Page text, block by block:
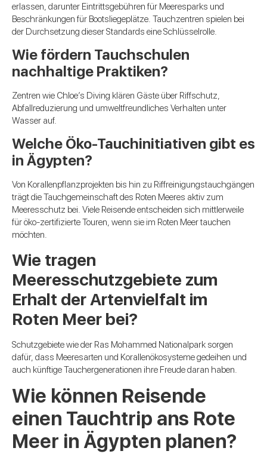
erlassen, darunter Eintrittsgebühren für Meeresparks und
Beschränkungen für Bootsliegeplätze. Tauchzentren spielen bei
der Durchsetzung dieser Standards eine Schlüsselrolle.
Wie fördern Tauchschulen
nachhaltige Praktiken?
Zentren wie Chloe’s Diving klären Gäste über Riffschutz,
Abfallreduzierung und umweltfreundliches Verhalten unter
Wasser auf.
Welche Öko-Tauchinitiativen gibt es
in Ägypten?
Von Korallenpflanzprojekten bis hin zu Riffreinigungstauchgängen
trägt die Tauchgemeinschaft des Roten Meeres aktiv zum
Meeresschutz bei. Viele Reisende entscheiden sich mittlerweile
für öko-zertifizierte Touren, wenn sie im Roten Meer tauchen
möchten.
Wie tragen
Meeresschutzgebiete zum
Erhalt der Artenvielfalt im
Roten Meer bei?
Schutzgebiete wie der Ras Mohammed Nationalpark sorgen
dafür, dass Meeresarten und Korallenökosysteme gedeihen und
auch künftige Tauchergenerationen ihre Freude daran haben.
Wie können Reisende
einen Tauchtrip ans Rote
Meer in Ägypten planen?